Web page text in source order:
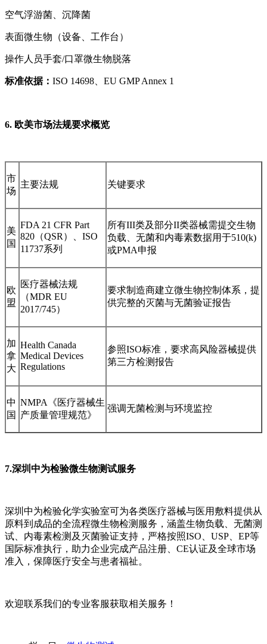
空气浮游菌、沉降菌
表面微生物（设备、工作台）
操作人员手套/口罩微生物脱落
标准依据： ISO 14698、EU GMP Annex 1
6. 欧美市场法规要求概览
市
场
主要法规 关键要求
美
国
FDA 21 CFR Part
820（QSR）、ISO
11737系列
所有III类及部分II类器械需提交生物
负载、无菌和内毒素数据用于510(k)
或PMA申报
欧
盟
医疗器械法规
（MDR EU
2017/745）
要求制造商建立微生物控制体系，提
供完整的灭菌与无菌验证报告
加
拿
大
Health Canada
Medical Devices
Regulations
参照ISO标准，要求高风险器械提供
第三方检测报告
中
国
NMPA《医疗器械生
产质量管理规范》
强调无菌检测与环境监控
7.深圳中为检验微生物测试服务
深圳中为检验化学实验室可为各类医疗器械与医用敷料提供从
原料到成品的全流程微生物检测服务，涵盖生物负载、无菌测
试、内毒素检测及灭菌验证支持，严格按照ISO、USP、EP等
国际标准执行，助力企业完成产品注册、CE认证及全球市场
准入，保障医疗安全与患者福祉。
欢迎联系我们的专业客服获取相关服务！